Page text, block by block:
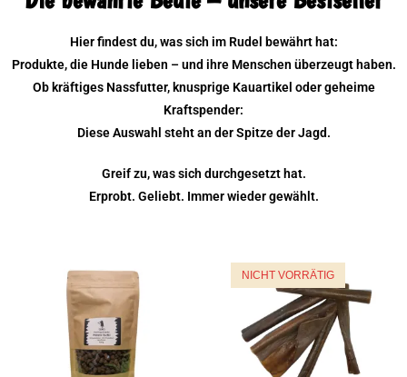
Hier findest du, was sich im Rudel bewährt hat:
Produkte, die Hunde lieben – und ihre Menschen überzeugt haben.
Ob kräftiges Nassfutter, knusprige Kauartikel oder geheime
Kraftspender:
Diese Auswahl steht an der Spitze der Jagd.
Greif zu, was sich durchgesetzt hat.
Erprobt. Geliebt. Immer wieder gewählt.
NICHT VORRÄTIG